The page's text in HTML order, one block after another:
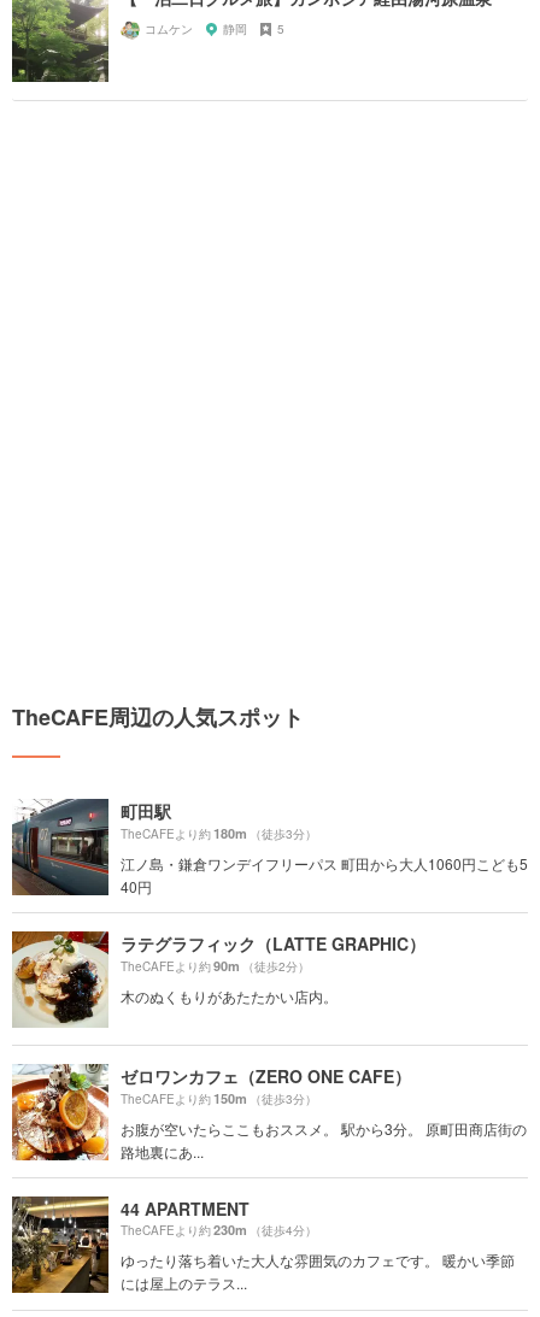
コムケン 静岡 5
TheCAFE周辺の人気スポット
町田駅
TheCAFEより約180m （徒歩3分）
江ノ島・鎌倉ワンデイフリーパス 町田から大人1060円こども5
40円
ラテグラフィック（LATTE GRAPHIC）
TheCAFEより約90m （徒歩2分）
木のぬくもりがあたたかい店内。
ゼロワンカフェ（ZERO ONE CAFE）
TheCAFEより約150m （徒歩3分）
お腹が空いたらここもおススメ。 駅から3分。 原町田商店街の
路地裏にあ...
44 APARTMENT
TheCAFEより約230m （徒歩4分）
ゆったり落ち着いた大人な雰囲気のカフェです。 暖かい季節
には屋上のテラス...